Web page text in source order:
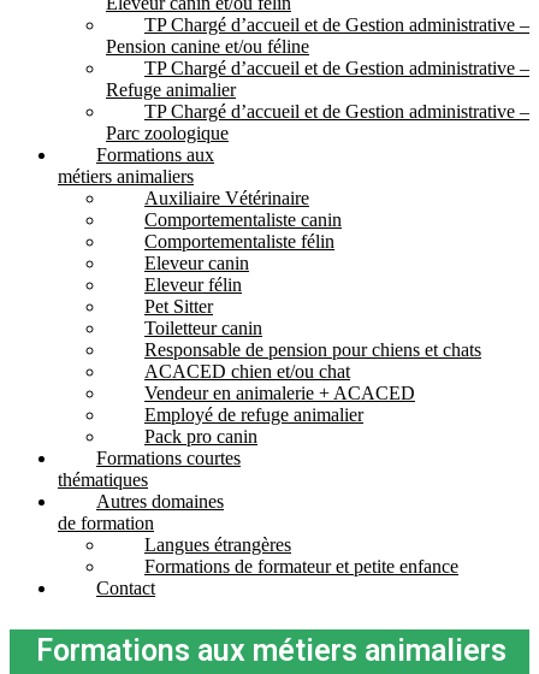
TP Chargé d’accueil et de Gestion administrative –
Pension canine et/ou féline
TP Chargé d’accueil et de Gestion administrative –
Refuge animalier
TP Chargé d’accueil et de Gestion administrative –
Parc zoologique
Formations aux
métiers animaliers
Auxiliaire Vétérinaire
Comportementaliste canin
Comportementaliste félin
Eleveur canin
Eleveur félin
Pet Sitter
Toiletteur canin
Responsable de pension pour chiens et chats
ACACED chien et/ou chat
Vendeur en animalerie + ACACED
Employé de refuge animalier
Pack pro canin
Formations courtes
thématiques
Autres domaines
de formation
Langues étrangères
Formations de formateur et petite enfance
Contact
Formations aux métiers animaliers